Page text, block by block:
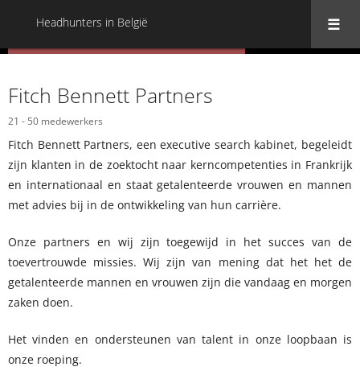
Headhunters in België
Fitch Bennett Partners
21 - 50 medewerkers
Fitch Bennett Partners, een executive search kabinet, begeleidt
zijn klanten in de zoektocht naar kerncompetenties in Frankrijk
en internationaal en staat getalenteerde vrouwen en mannen
met advies bij in de ontwikkeling van hun carrière.
Onze partners en wij zijn toegewijd in het succes van de
toevertrouwde missies. Wij zijn van mening dat het het de
getalenteerde mannen en vrouwen zijn die vandaag en morgen
zaken doen.
Het vinden en ondersteunen van talent in onze loopbaan is
onze roeping.